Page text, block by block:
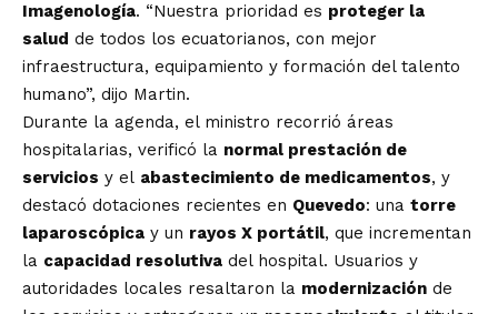
Imagenología. “Nuestra prioridad es proteger la
salud de todos los ecuatorianos, con mejor
infraestructura, equipamiento y formación del talento
humano”, dijo Martin.
Durante la agenda, el ministro recorrió áreas
hospitalarias, verificó la normal prestación de
servicios y el abastecimiento de medicamentos, y
destacó dotaciones recientes en Quevedo: una torre
laparoscópica y un rayos X portátil, que incrementan
la capacidad resolutiva del hospital. Usuarios y
autoridades locales resaltaron la modernización de